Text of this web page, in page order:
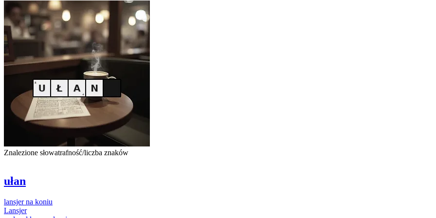
Znalezione słowatrafność/liczba znaków
ułan
lansjer na koniu
Lansjer